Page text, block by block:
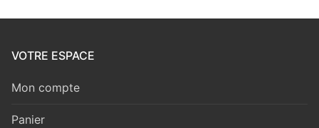
VOTRE ESPACE
Mon compte
Panier